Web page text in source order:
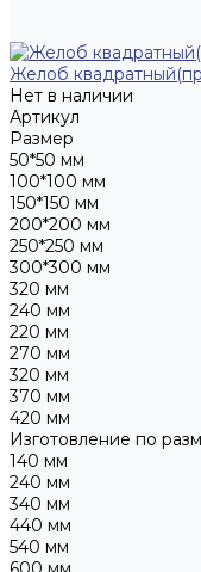
Желоб
Нет в наличии
Артикул
Размер
50*50 мм
100*100 мм
150*150 мм
200*200 мм
250*250 мм
300*300 мм
320 мм
240 мм
220 мм
270 мм
320 мм
370 мм
420 мм
Изготовление по
140 мм
240 мм
340 мм
440 мм
540 мм